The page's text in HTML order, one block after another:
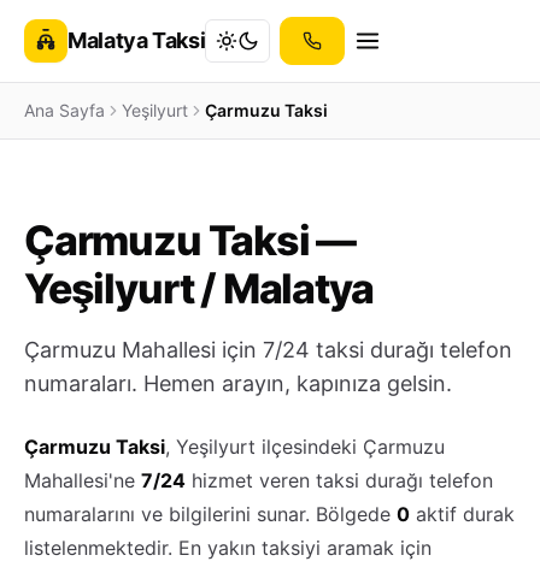
Malatya Taksi
Ana Sayfa Yeşilyurt Çarmuzu Taksi
Çarmuzu Taksi —
Yeşilyurt / Malatya
Çarmuzu Mahallesi için 7/24 taksi durağı telefon
numaraları. Hemen arayın, kapınıza gelsin.
Çarmuzu Taksi, Yeşilyurt ilçesindeki Çarmuzu
Mahallesi'ne 7/24 hizmet veren taksi durağı telefon
numaralarını ve bilgilerini sunar. Bölgede 0 aktif durak
listelenmektedir. En yakın taksiyi aramak için